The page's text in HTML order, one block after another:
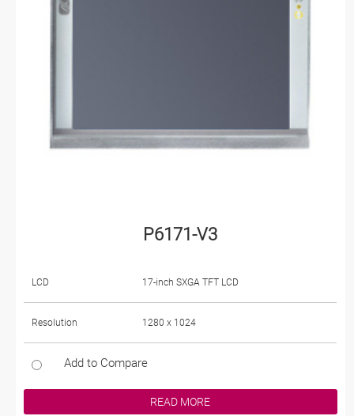
P6171-V3
LCD 17-inch SXGA TFT LCD
Resolution 1280 x 1024
Add to Compare
READ MORE